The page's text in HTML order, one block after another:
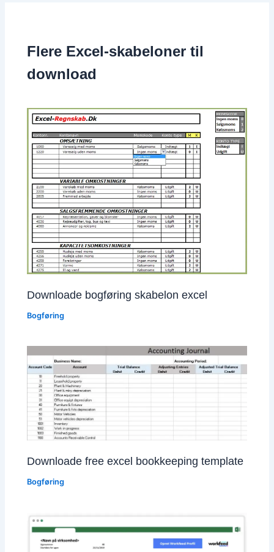
Flere Excel-skabeloner til
download
Downloade bogføring skabelon excel
Bogføring
Downloade free excel bookkeeping template
Bogføring